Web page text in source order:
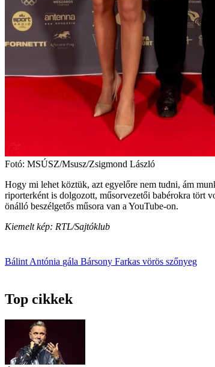
Fotó: MSÚSZ/Msusz/Zsigmond László
Hogy mi lehet köztük, azt egyelőre nem tudni, ám
riporterként is dolgozott, műsorvezetői babérokra tört
önálló beszélgetős műsora van a YouTube-on.
Kiemelt kép: RTL/Sajtóklub
Bálint Antónia gála Bársony Farkas vörös szőnyeg
Top cikkek